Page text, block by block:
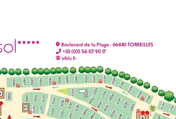
H1
H2
H3